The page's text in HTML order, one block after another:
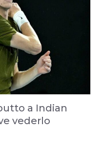
a Indian
vederlo